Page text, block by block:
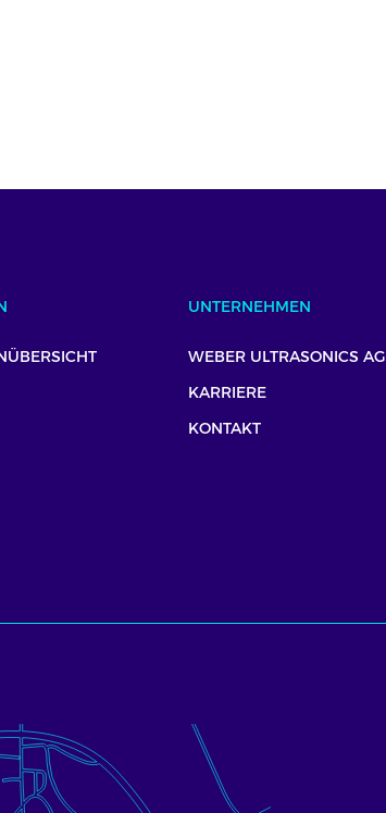
UNTERNEHMEN
WEBER ULTRASONICS AG
KARRIERE
KONTAKT